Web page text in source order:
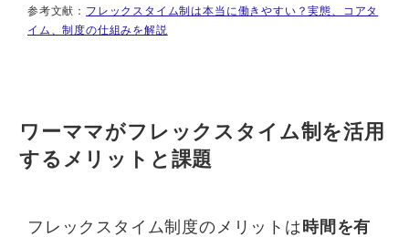
参考文献： フレックスタイム制は本当に働きやすい？実態、コアタ
イム、制度の仕組みを解説
ワーママがフレックスタイム制を活用
するメリットと課題
フレックスタイム制度のメリットは 時間を有